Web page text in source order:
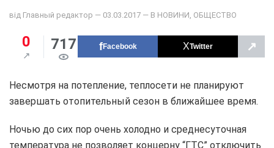
від Главный редактор — 03.03.2017 — В НОВИНИ ОБЩЕСТВО
0 717 Facebook Twitter ↗
Несмотря на потепление, теплосети не планируют
завершать отопительный сезон в ближайшее время.
Ночью до сих пор очень холодно и среднесуточная
температура не позволяет концерну “ГТС” отключить